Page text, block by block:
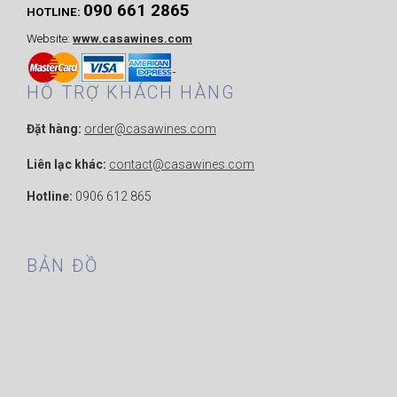
HOTLINE: 090 661 2865
Website: www.casawines.com
HỖ TRỢ KHÁCH HÀNG
Đặt hàng: order@casawines.com
Liên lạc khác: contact@casawines.com
Hotline: 0906 612 865
BẢN ĐỒ